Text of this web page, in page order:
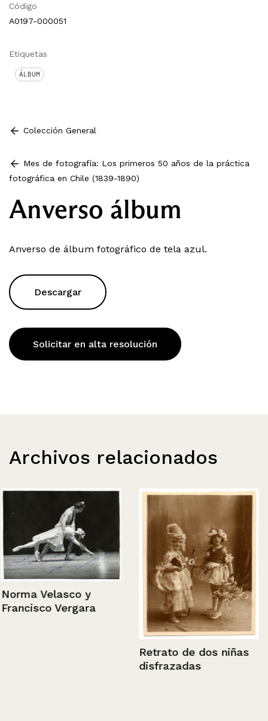
Código
A0197-000051
Etiquetas
ÁLBUM
Colección General
Mes de fotografía: Los primeros 50 años de la práctica
fotográfica en Chile (1839-1890)
Anverso álbum
Anverso de álbum fotográfico de tela azul.
Descargar
Solicitar en alta resolución
Archivos relacionados
Norma Velasco y
Francisco Vergara
Retrato de dos niñas
disfrazadas